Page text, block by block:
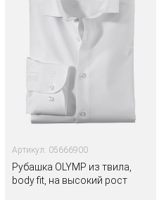
Артикул: 05666900
Рубашка OLYMP из твила,
body fit, на высокий рост